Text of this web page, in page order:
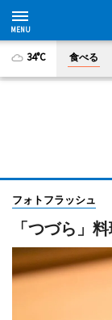
34°C 食べる
フォトフラッシュ
「つづら」